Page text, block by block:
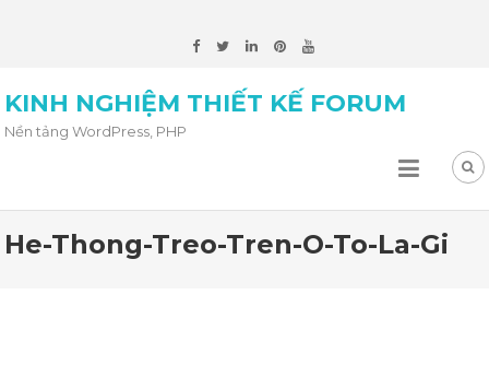
KINH NGHIỆM THIẾT KẾ FORUM
Nền tảng WordPress, PHP
He-Thong-Treo-Tren-O-To-La-Gi